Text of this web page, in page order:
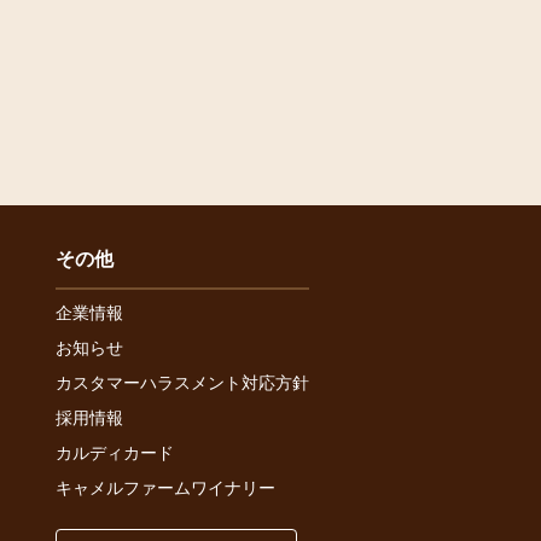
その他
企業情報
お知らせ
カスタマーハラスメント対応方針
採用情報
カルディカード
キャメルファームワイナリー